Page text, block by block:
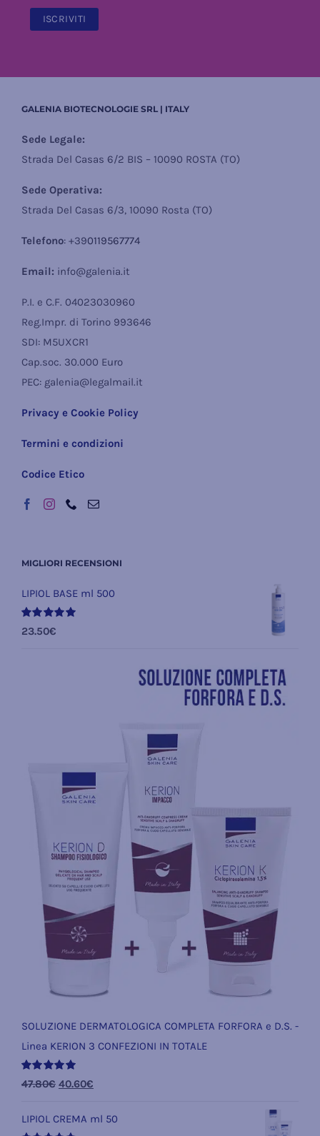
GALENIA BIOTECNOLOGIE SRL | ITALY
Sede Legale:
Strada Del Casas 6/2 BIS – 10090 ROSTA (TO)
Sede Operativa:
Strada Del Casas 6/3, 10090 Rosta (TO)
Telefono: +390119567774
Email: info@galenia.it
P.I. e C.F. 04023030960
Reg.Impr. di Torino 993646
SDI: M5UXCR1
Cap.soc. 30.000 Euro
PEC: galenia@legalmail.it
Privacy e Cookie Policy
Termini e condizioni
Codice Etico
MIGLIORI RECENSIONI
LIPIOL BASE ml 500
Valutato
23.50€
SOLUZIONE DERMATOLOGICA COMPLETA FORFORA e D.S. -
Linea KERION 3 CONFEZIONI IN TOTALE
Valutato
47.80€ Il
originale
40.60€Il
attuale
LIPIOL CREMA ml 50